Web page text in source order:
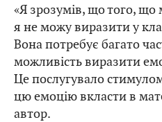
«Я зрозумів, що того,
я не можу виразити у
Вона потребує багато
можливість виразити
Це послугувало
цю емоцію вкласти в
автор.